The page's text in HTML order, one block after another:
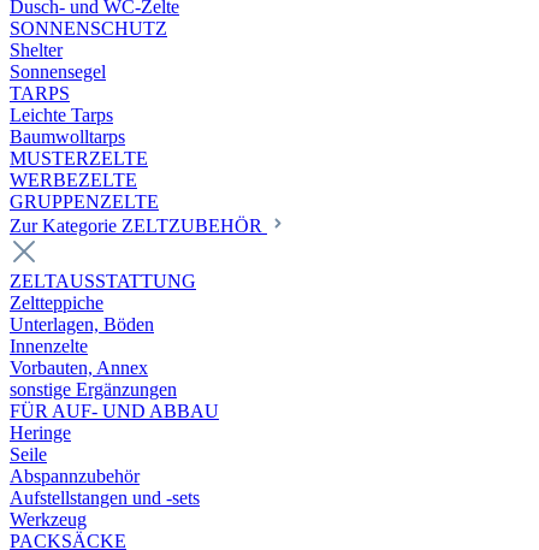
Dusch- und WC-Zelte
SONNENSCHUTZ
Shelter
Sonnensegel
TARPS
Leichte Tarps
Baumwolltarps
MUSTERZELTE
WERBEZELTE
GRUPPENZELTE
Zur Kategorie ZELTZUBEHÖR
ZELTAUSSTATTUNG
Zeltteppiche
Unterlagen, Böden
Innenzelte
Vorbauten, Annex
sonstige Ergänzungen
FÜR AUF- UND ABBAU
Heringe
Seile
Abspannzubehör
Aufstellstangen und -sets
Werkzeug
PACKSÄCKE